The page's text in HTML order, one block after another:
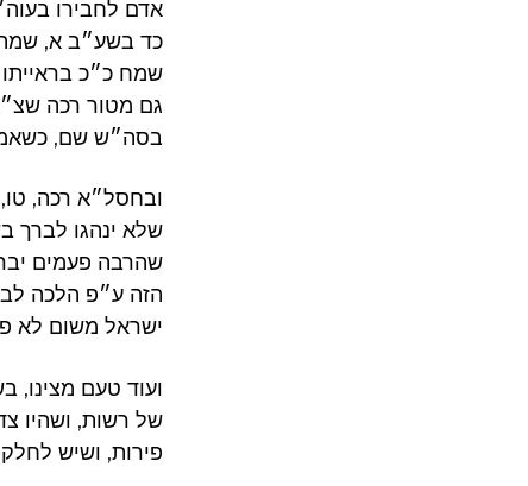
אדם לחבירו
כד בשע״ב א, שמה
שמח כ״כ בראייתו
גם מטור רכה
בסה״ש שם,
ובחסל״א רכה,
שלא ינהגו לברך
שהרבה פעמים
הזה ע״פ הלכה
ישראל משום לא
ועוד טעם מצינו,
של רשות, ושהיו
פירות, ושיש